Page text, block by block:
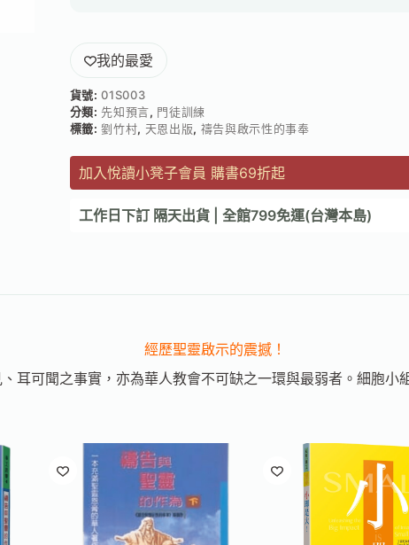
我的最愛
貨號:01S003
分類:先知預言, 門徒訓練
標籤:劉竹村, 天恩出版, 禱告與啟示性的事奉
加入悅讀小凳子會員 購書69折起
工作日下訂 隔天出貨 | 全館799免運(台灣本島)
經歷聖靈啟示的震撼！
耳可聞之事實，亦為華人教會不可缺之一環與最弱者。細胞